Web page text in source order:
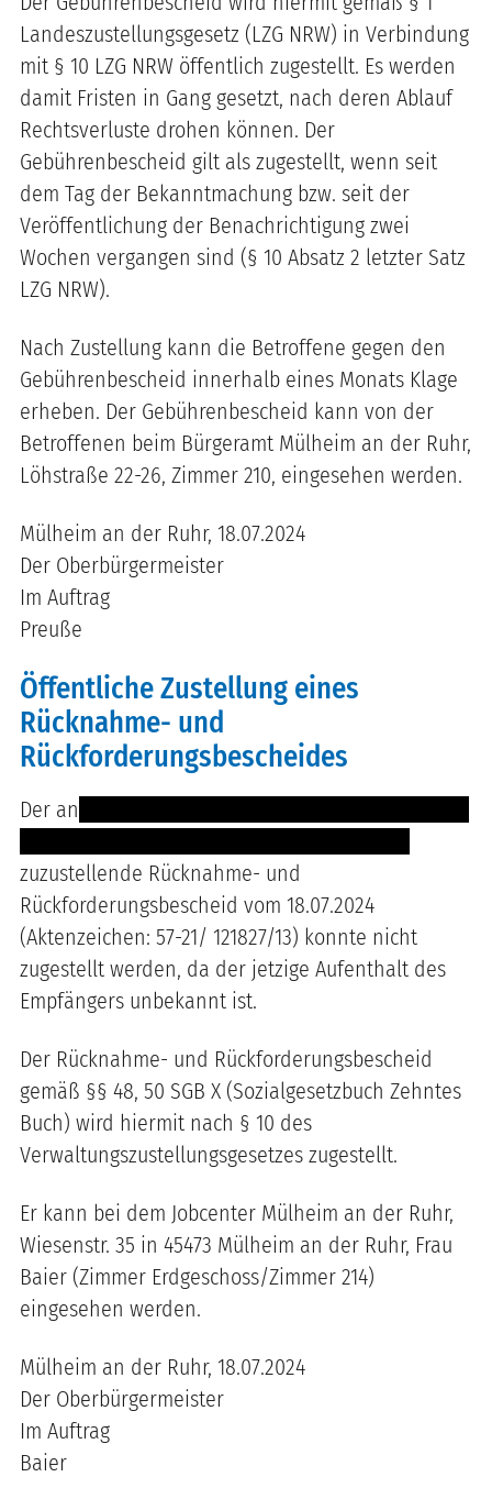
Landeszustellungsgesetz (LZG NRW) in Verbindung
mit § 10 LZG NRW öffentlich zugestellt. Es werden
damit Fristen in Gang gesetzt, nach deren Ablauf
Rechtsverluste drohen können. Der
Gebührenbescheid gilt als zugestellt, wenn seit
dem Tag der Bekanntmachung bzw. seit der
Veröffentlichung der Benachrichtigung zwei
Wochen vergangen sind (§ 10 Absatz 2 letzter Satz
LZG NRW).
Nach Zustellung kann die Betroffene gegen den
Gebührenbescheid innerhalb eines Monats Klage
erheben. Der Gebührenbescheid kann von der
Betroffenen beim Bürgeramt Mülheim an der Ruhr,
Löhstraße 22-26, Zimmer 210, eingesehen werden.
Mülheim an der Ruhr, 18.07.2024
Der Oberbürgermeister
Im Auftrag
Preuße
Öffentliche Zustellung eines
Rücknahme- und
Rückforderungsbescheides
Der an
zuzustellende Rücknahme- und
Rückforderungsbescheid vom 18.07.2024
(Aktenzeichen: 57-21/ 121827/13) konnte nicht
zugestellt werden, da der jetzige Aufenthalt des
Empfängers unbekannt ist.
Der Rücknahme- und Rückforderungsbescheid
gemäß §§ 48, 50 SGB X (Sozialgesetzbuch Zehntes
Buch) wird hiermit nach § 10 des
Verwaltungszustellungsgesetzes zugestellt.
Er kann bei dem Jobcenter Mülheim an der Ruhr,
Wiesenstr. 35 in 45473 Mülheim an der Ruhr, Frau
Baier (Zimmer Erdgeschoss/Zimmer 214)
eingesehen werden.
Mülheim an der Ruhr, 18.07.2024
Der Oberbürgermeister
Im Auftrag
Baier